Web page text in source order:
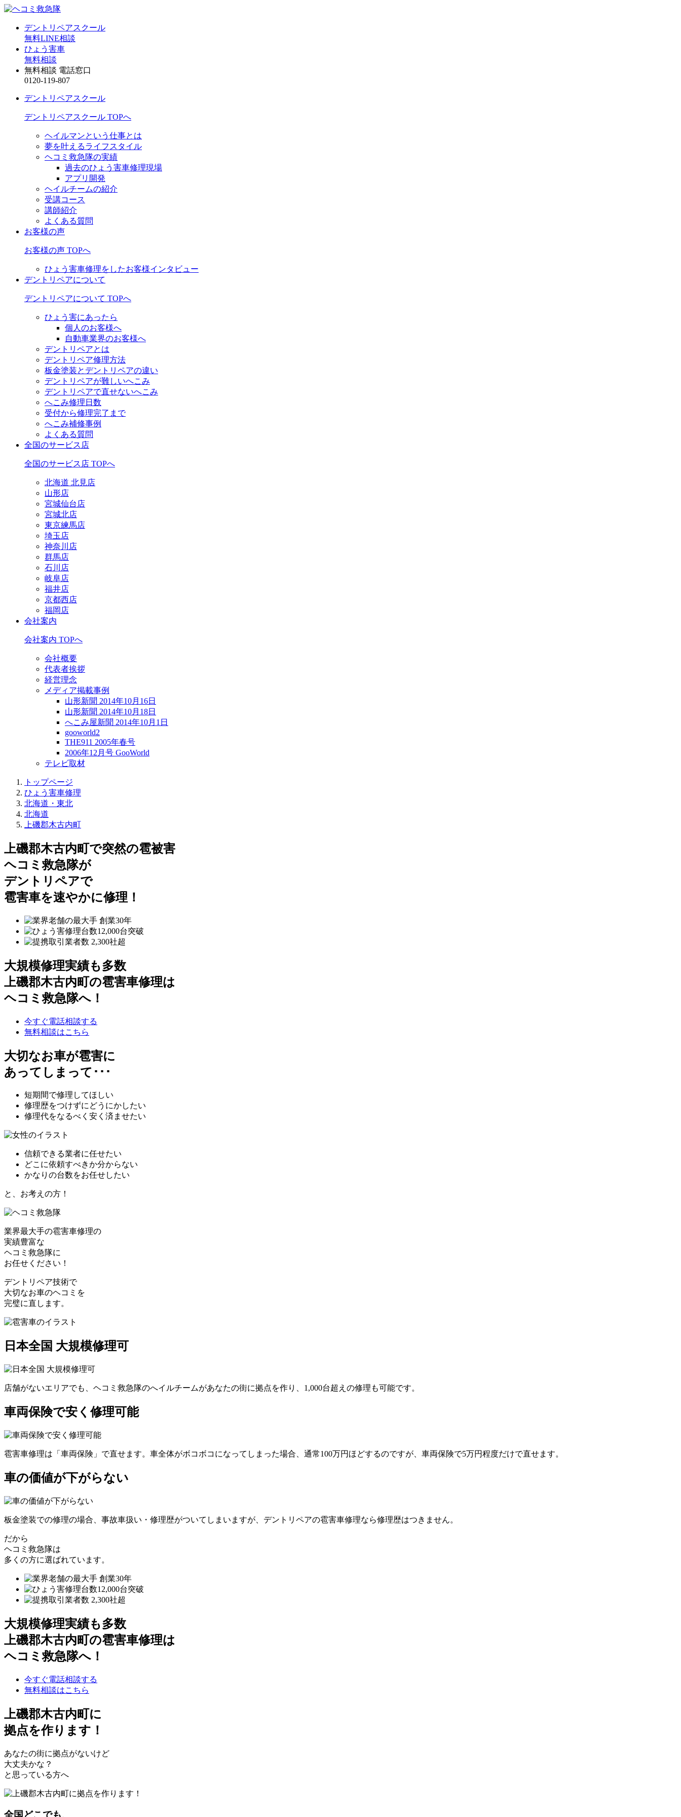
デントリペアスクール
無料LINE相談
ひょう害車
無料相談
無料相談 電話窓口
0120-119-807
デントリペアスクール
デントリペアスクール TOPへ
ヘイルマンという仕事とは
夢を叶えるライフスタイル
ヘコミ救急隊の実績
過去のひょう害車修理現場
アプリ開発
ヘイルチームの紹介
受講コース
講師紹介
よくある質問
お客様の声
お客様の声 TOPへ
ひょう害車修理をしたお客様インタビュー
デントリペアについて
デントリペアについて TOPへ
ひょう害にあったら
個人のお客様へ
自動車業界のお客様へ
デントリペアとは
デントリペア修理方法
板金塗装とデントリペアの違い
デントリペアが難しいへこみ
デントリペアで直せないへこみ
へこみ修理日数
受付から修理完了まで
へこみ補修事例
よくある質問
全国のサービス店
全国のサービス店 TOPへ
北海道 北見店
山形店
宮城仙台店
宮城北店
東京練馬店
埼玉店
神奈川店
群馬店
石川店
岐阜店
福井店
京都西店
福岡店
会社案内
会社案内 TOPへ
会社概要
代表者挨拶
経営理念
メディア掲載事例
山形新聞 2014年10月16日
山形新聞 2014年10月18日
へこみ屋新聞 2014年10月1日
gooworld2
THE911 2005年春号
2006年12月号 GooWorld
テレビ取材
トップページ
ひょう害車修理
北海道・東北
北海道
上磯郡木古内町
上磯郡木古内町で突然の雹被害
ヘコミ救急隊が
デントリペアで
雹害車を速やかに修理！
大規模修理実績も多数
上磯郡木古内町の雹害車修理は
ヘコミ救急隊へ！
今すぐ電話相談する
無料相談はこちら
大切なお車が雹害に
あってしまって･･･
短期間で修理してほしい
修理歴をつけずにどうにかしたい
修理代をなるべく安く済ませたい
信頼できる業者に任せたい
どこに依頼すべきか分からない
かなりの台数をお任せしたい
と、お考えの方！
業界最大手の雹害車修理の
実績豊富な
ヘコミ救急隊に
お任せください！
デントリペア技術で
大切なお車のヘコミを
完璧に直します。
日本全国 大規模修理可
店舗がないエリアでも、ヘコミ救急隊のへイルチームがあなたの街に拠点を作り、1,000台超えの修理も可能です。
車両保険で安く修理可能
雹害車修理は「車両保険」で直せます。車全体がボコボコになってしまった場合、通常100万円ほどするのですが、車両保険で5万円程度だけで直せます。
車の価値が下がらない
板金塗装での修理の場合、事故車扱い・修理歴がついてしまいますが、デントリペアの雹害車修理なら修理歴はつきません。
だから
ヘコミ救急隊は
多くの方に選ばれています。
大規模修理実績も多数
上磯郡木古内町の雹害車修理は
ヘコミ救急隊へ！
今すぐ電話相談する
無料相談はこちら
上磯郡木古内町に
拠点を作ります！
あなたの街に拠点がないけど
大丈夫かな？
と思っている方へ
全国どこでも、